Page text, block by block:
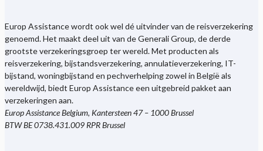
Europ Assistance wordt ook wel dé uitvinder van de reisverzekering
genoemd. Het maakt deel uit van de Generali Group, de derde
grootste verzekeringsgroep ter wereld. Met producten als
reisverzekering, bijstandsverzekering, annulatieverzekering, IT-
bijstand, woningbijstand en pechverhelping zowel in België als
wereldwijd, biedt Europ Assistance een uitgebreid pakket aan
verzekeringen aan.
Europ Assistance Belgium, Kantersteen 47 – 1000 Brussel
BTW BE 0738.431.009 RPR Brussel